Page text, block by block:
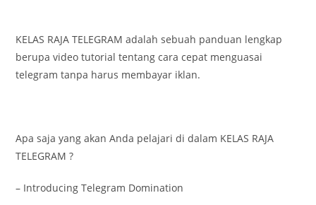
KELAS RAJA TELEGRAM adalah sebuah panduan lengkap
berupa video tutorial tentang cara cepat menguasai
telegram tanpa harus membayar iklan.
Apa saja yang akan Anda pelajari di dalam KELAS RAJA
TELEGRAM ?
– Introducing Telegram Domination